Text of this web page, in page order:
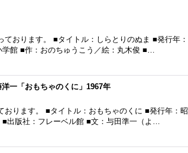
おります。 ■タイトル：しらとりのぬま ■発行年：
館 ■作：おのちゅうこう／絵：丸木俊 ■…
一「おもちゃのくに」1967年
ります。 ■タイトル：おもちゃのくに ■発行年：昭
版社：フレーベル館 ■文：与田準一（よ…